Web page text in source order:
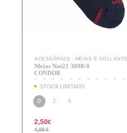
ACESSÓRIOS · MEIAS E COLLANTS
Meias Nat21 3898/4
CONDOR
STOCK LIMITADO
0 2 4
2,50€
4,99€